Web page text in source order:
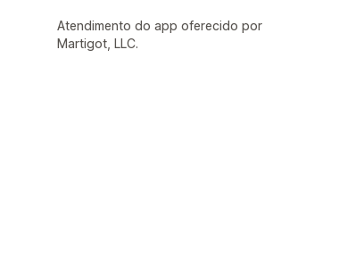
Atendimento do app oferecido por
Martigot, LLC.